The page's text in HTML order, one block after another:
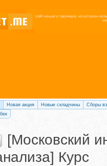
Новая акция Новые складчины
Сборы
[Московский
Курс